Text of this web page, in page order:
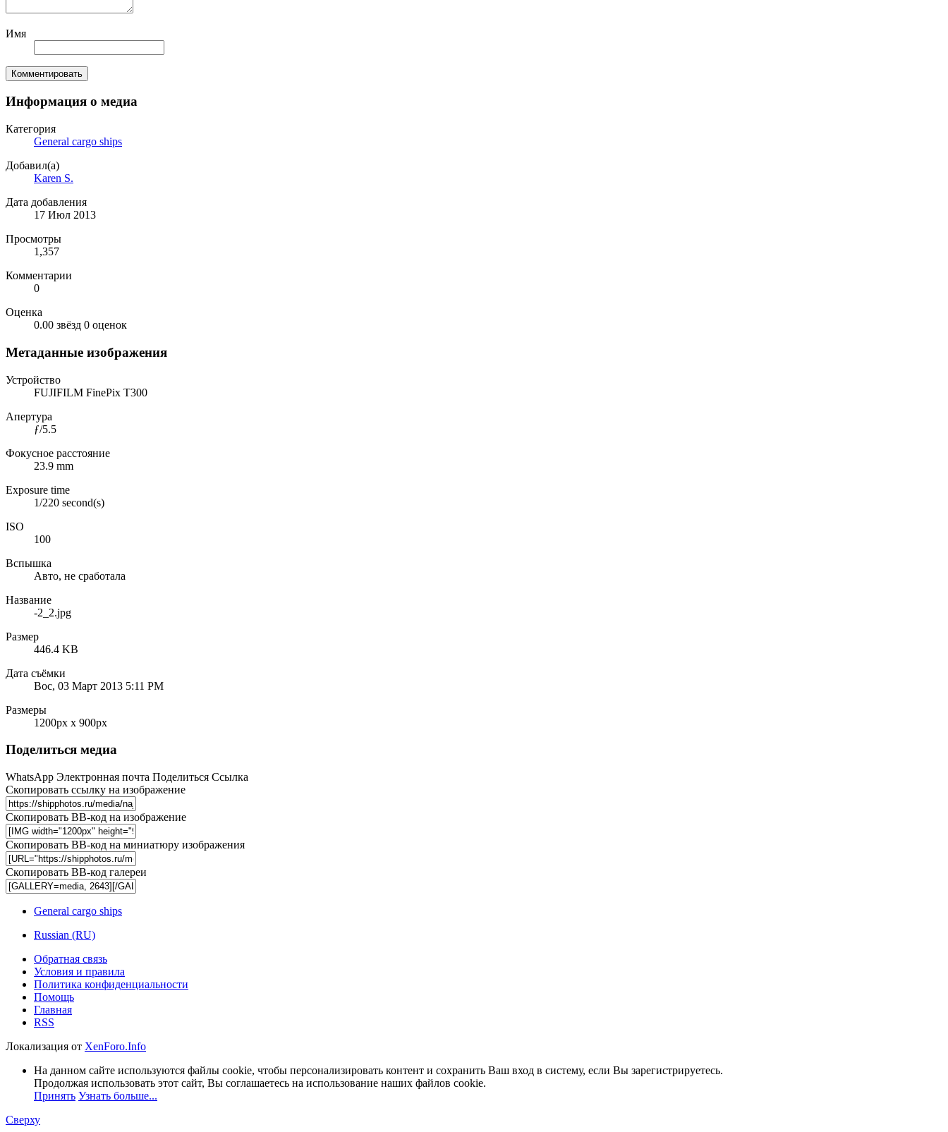
Имя
Комментировать
Информация о медиа
Категория
General cargo ships
Добавил(а)
Karen S.
Дата добавления
17 Июл 2013
Просмотры
1,357
Комментарии
0
Оценка
0.00 звёзд 0 оценок
Метаданные изображения
Устройство
FUJIFILM FinePix T300
Апертура
ƒ/5.5
Фокусное расстояние
23.9 mm
Exposure time
1/220 second(s)
ISO
100
Вспышка
Авто, не сработала
Название
-2_2.jpg
Размер
446.4 KB
Дата съёмки
Вос, 03 Март 2013 5:11 PM
Размеры
1200px x 900px
Поделиться медиа
WhatsApp Электронная почта Поделиться Ссылка
Скопировать ссылку на изображение
Скопировать BB-код на изображение
Скопировать BB-код на миниатюру изображения
Скопировать BB-код галереи
General cargo ships
Russian (RU)
Обратная связь
Условия и правила
Политика конфиденциальности
Помощь
Главная
RSS
Локализация от XenForo.Info
На данном сайте используются файлы cookie, чтобы персонализировать контент и сохранить Ваш вход в систему, если Вы зарегистрируетесь.
Продолжая использовать этот сайт, Вы соглашаетесь на использование наших файлов cookie.
Принять Узнать больше...
Сверху